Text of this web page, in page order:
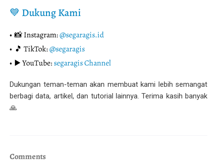
💙 Dukung Kami
📸 Instagram:@segaragis.id
🎵 TikTok:@segaragis
▶️ YouTube:segaragis Channel
Dukungan teman-teman akan membuat kami lebih semangat
berbagi data, artikel, dan tutorial lainnya. Terima kasih banyak
🙏
Comments